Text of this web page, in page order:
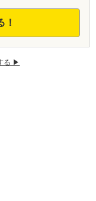
！
る ▶︎